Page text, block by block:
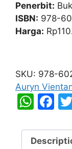
Penerbit:
ISBN: 978-
Harga:
We
Were
young
quantity
SKU: 978-
Auryn
W
at
F
c